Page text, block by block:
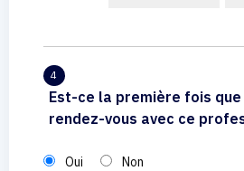
4
Est-ce la première fois que
rendez-vous avec ce
Oui Non